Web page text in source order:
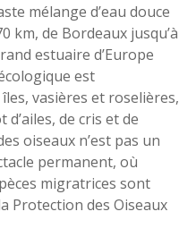
mélange d’eau douce
km, de Bordeaux jusqu’à
estuaire d’Europe
est
vasières et roselières,
de cris et de
oiseaux n’est pas un
permanent, où
migratrices sont
Protection des Oiseaux